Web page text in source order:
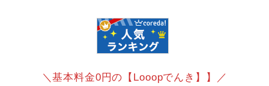
＼基本料金0円の【Looopでんき】】／